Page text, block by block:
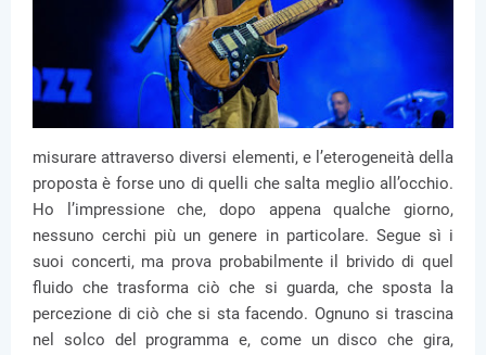
misurare attraverso diversi elementi, e l’eterogeneità della
proposta è forse uno di quelli che salta meglio all’occhio.
Ho l’impressione che, dopo appena qualche giorno,
nessuno cerchi più un genere in particolare. Segue sì i
suoi concerti, ma prova probabilmente il brivido di quel
fluido che trasforma ciò che si guarda, che sposta la
percezione di ciò che si sta facendo. Ognuno si trascina
nel solco del programma e, come un disco che gira,